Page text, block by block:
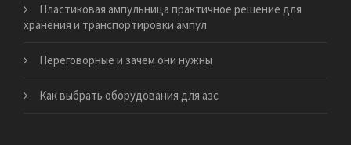
Пластиковая ампульница практичное решение для
хранения и транспортировки ампул
​Переговорные и зачем они нужны
Как выбрать оборудования для азс